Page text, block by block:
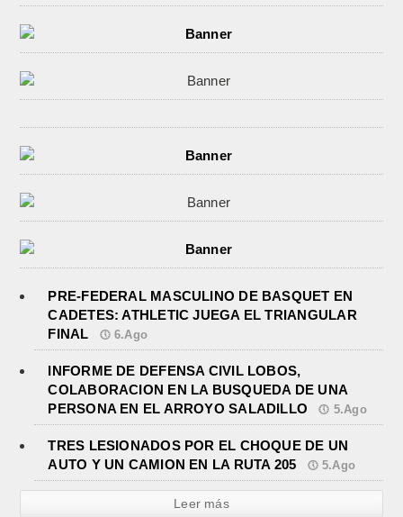
PRE-FEDERAL MASCULINO DE BASQUET EN
CADETES: ATHLETIC JUEGA EL TRIANGULAR
FINAL
6.Ago
INFORME DE DEFENSA CIVIL LOBOS,
COLABORACION EN LA BUSQUEDA DE UNA
PERSONA EN EL ARROYO SALADILLO
5.Ago
TRES LESIONADOS POR EL CHOQUE DE UN
AUTO Y UN CAMION EN LA RUTA 205
5.Ago
Leer más